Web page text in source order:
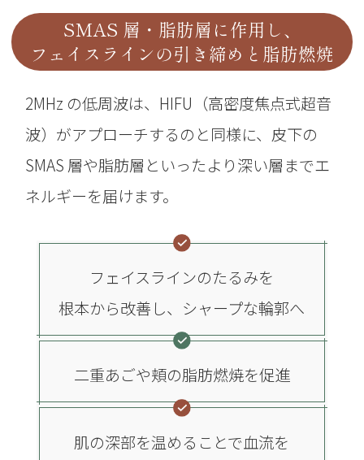
SMAS 層・脂肪層に作用し、
フェイスラインの引き締めと脂肪燃焼
2MHz の低周波は、HIFU（高密度焦点式超音
波）がアプローチするのと同様に、 皮下の
SMAS 層や脂肪層といったより深い層までエ
ネルギーを届けます。
フェイスラインのたるみを
根本から改善し、シャープな輪郭へ
二重あごや頬の脂肪燃焼を促進
肌の深部を温めることで血流を